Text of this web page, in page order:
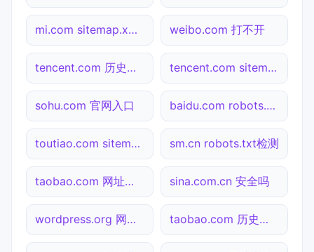
mi.com sitemap.xml检测 weibo.com 打不开
tencent.com 历史快照 tencent.com sitemap.xml检测
sohu.com 官网入口 baidu.com robots.txt检测
toutiao.com sitemap.xml检测 sm.cn robots.txt检测
taobao.com 网址查询 sina.com.cn 安全吗
wordpress.org 网址查询 taobao.com 历史快照